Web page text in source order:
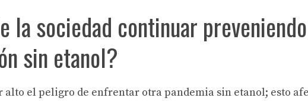
la sociedad continuar
sin etanol?
alto el peligro de enfrentar otra pandemia sin etanol; esto